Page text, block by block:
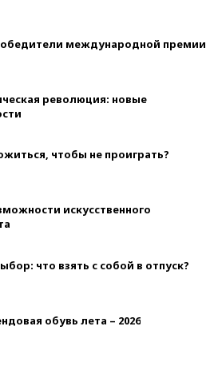
международной премии
революция: новые
чтобы не проиграть?
искусственного
что взять с собой в отпуск?
обувь лета – 2026